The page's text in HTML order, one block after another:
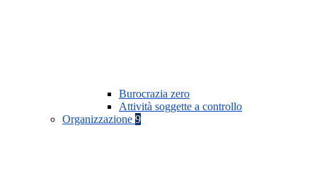
Burocrazia zero
Attività soggette a controllo
Organizzazione 9